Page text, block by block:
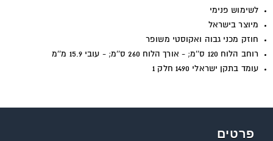
לשימוש פנימי
מיוצר בישראל
חוזק מכני גבוה ואקוסטי משופר
רוחב הלוח 120 ס''מ; - אורך הלוח 260 ס''מ; - עובי 15.9 מ''מ
עומד בתקן ישראלי 1490 חלק 1
פרטים